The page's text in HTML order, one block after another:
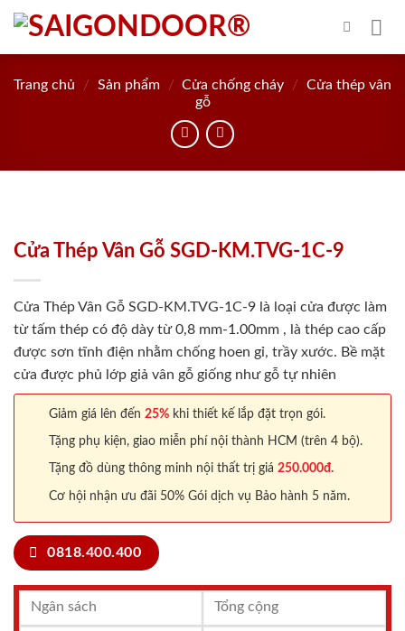
Skip
content
Trang chủ / Sản phẩm / Cửa chống cháy /
Cửa thép vân
gỗ
Cửa Thép Vân Gỗ SGD-KM.TVG-1C-9
Cửa Thép Vân Gỗ SGD-KM.TVG-1C-9 là loại cửa được làm
từ tấm thép có độ dày từ 0,8 mm-1.00mm , là thép cao cấp
được sơn tĩnh điện nhằm chống hoen gỉ, trầy xước. Bề mặt
cửa được phủ lớp giả vân gỗ giống như gỗ tự nhiên
Giảm giá lên đến 25% khi thiết kế lắp đặt trọn gói.
Tặng phụ kiện, giao miễn phí nội thành HCM (trên 4 bộ).
Tặng đồ dùng thông minh nội thất trị giá 250.000đ.
Cơ hội nhận ưu đãi 50% Gói dịch vụ Bảo hành 5 năm.
0818.400.400